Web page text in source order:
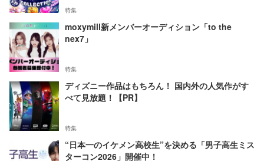
特集
moxymill新メンバーオーディション「to the
nex7」
特集
ディズニー作品はもちろん！ 国内外の人気作がす
べて見放題！【PR】
特集
“日本一のイケメン高校生”を決める「男子高生ミス
ターコン2026」開催中！